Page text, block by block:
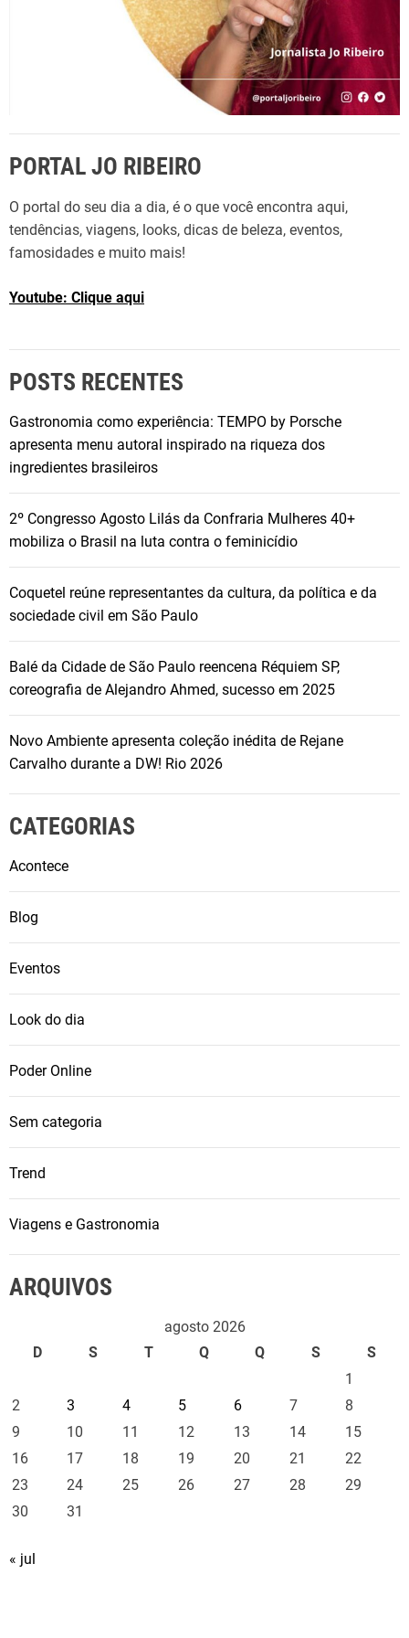
PORTAL JO RIBEIRO
O portal do seu dia a dia, é o que você encontra aqui,
tendências, viagens, looks, dicas de beleza, eventos,
famosidades e muito mais!
Youtube: Clique aqui
POSTS RECENTES
Gastronomia como experiência: TEMPO by Porsche
apresenta menu autoral inspirado na riqueza dos
ingredientes brasileiros
2º Congresso Agosto Lilás da Confraria Mulheres 40+
mobiliza o Brasil na luta contra o feminicídio
Coquetel reúne representantes da cultura, da política e da
sociedade civil em São Paulo
Balé da Cidade de São Paulo reencena Réquiem SP,
coreografia de Alejandro Ahmed, sucesso em 2025
Novo Ambiente apresenta coleção inédita de Rejane
Carvalho durante a DW! Rio 2026
CATEGORIAS
Acontece
Blog
Eventos
Look do dia
Poder Online
Sem categoria
Trend
Viagens e Gastronomia
ARQUIVOS
agosto 2026
D
S T Q Q S
S
1
2
3 4 5 6 7
8
9
10 11 12 13 14
15
16
17 18 19 20 21
22
23
24 25 26 27 28
29
30
31
« jul